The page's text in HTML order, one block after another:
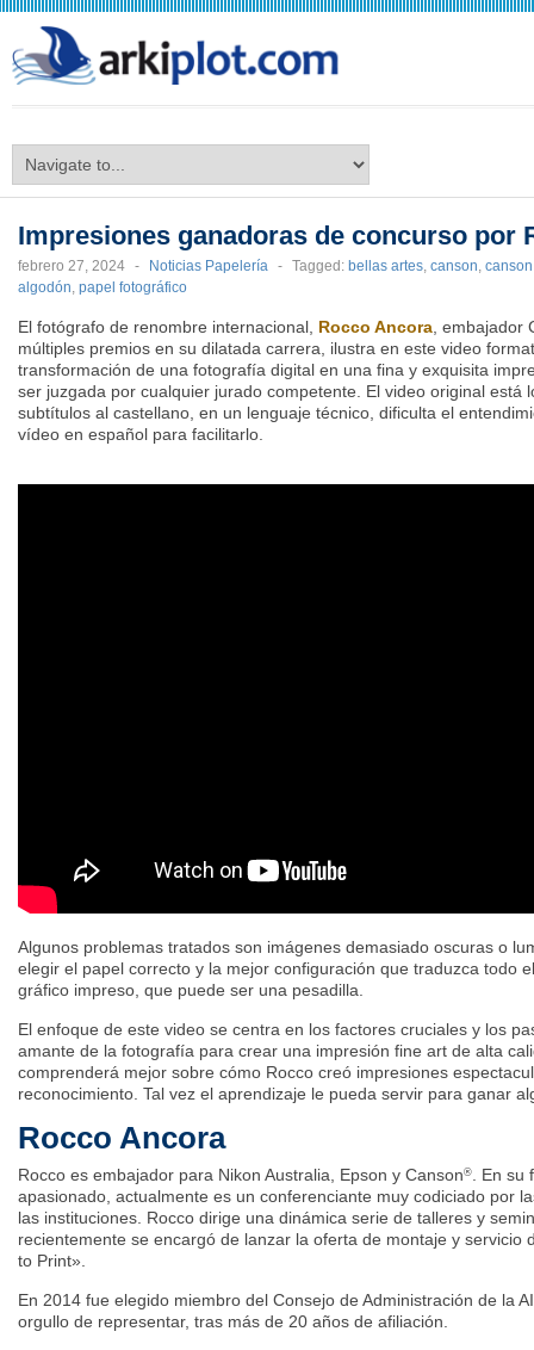
Impresiones ganadoras de concurso por
febrero 27, 2024 - Noticias Papelería - Tagged: bellas artes, canson,
algodón, papel fotográfico
El fotógrafo de renombre internacional, Rocco Ancora, embajador
múltiples premios en su dilatada carrera, ilustra en este video
transformación de una fotografía digital en una fina y exquisita
ser juzgada por cualquier jurado competente. El video original está
subtítulos al castellano, en un lenguaje técnico, dificulta el
vídeo en español para facilitarlo.
Algunos problemas tratados son imágenes demasiado oscuras o
elegir el papel correcto y la mejor configuración que traduzca todo
gráfico impreso, que puede ser una pesadilla.
El enfoque de este video se centra en los factores cruciales y los
amante de la fotografía para crear una impresión fine art de alta
comprenderá mejor sobre cómo Rocco creó impresiones
reconocimiento. Tal vez el aprendizaje le pueda servir para ganar
Rocco Ancora
Rocco es embajador para Nikon Australia, Epson y Canson®. En su
apasionado, actualmente es un conferenciante muy codiciado por
las instituciones. Rocco dirige una dinámica serie de talleres y
recientemente se encargó de lanzar la oferta de montaje y servicio
to Print».
En 2014 fue elegido miembro del Consejo de Administración de la
orgullo de representar, tras más de 20 años de afiliación.